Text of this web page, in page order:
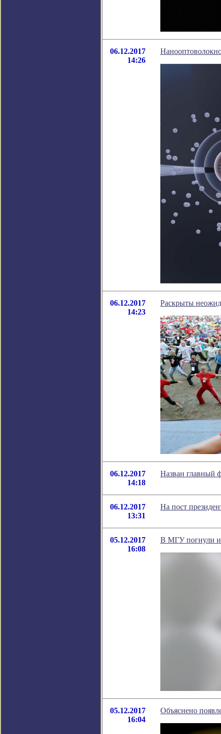
06.12.2017
14:26
06.12.2017
14:23
Раскрыты
06.12.2017
14:18
Назван главный
06.12.2017
13:31
На пост
05.12.2017
16:08
В МГУ погнули
05.12.2017
16:04
Объяснено